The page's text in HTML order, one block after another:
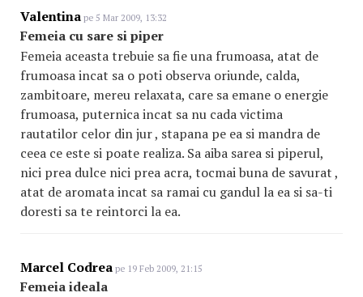
Valentina pe 5 Mar 2009, 13:32
Femeia cu sare si piper
Femeia aceasta trebuie sa fie una frumoasa, atat de
frumoasa incat sa o poti observa oriunde, calda,
zambitoare, mereu relaxata, care sa emane o energie
frumoasa, puternica incat sa nu cada victima
rautatilor celor din jur , stapana pe ea si mandra de
ceea ce este si poate realiza. Sa aiba sarea si piperul,
nici prea dulce nici prea acra, tocmai buna de savurat ,
atat de aromata incat sa ramai cu gandul la ea si sa-ti
doresti sa te reintorci la ea.
Marcel Codrea pe 19 Feb 2009, 21:15
Femeia ideala